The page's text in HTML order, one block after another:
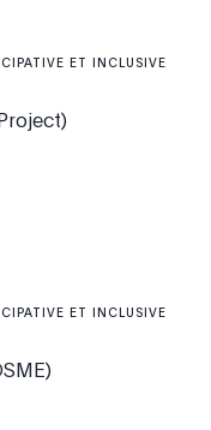
ET INCLUSIVE
ET INCLUSIVE